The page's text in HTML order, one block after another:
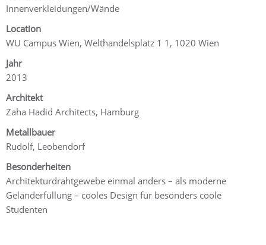
Innenverkleidungen/Wände
Location
WU Campus Wien, Welthandelsplatz 1 1, 1020 Wien
Jahr
2013
Architekt
Zaha Hadid Architects, Hamburg
Metallbauer
Rudolf, Leobendorf
Besonderheiten
Architekturdrahtgewebe einmal anders – als moderne
Geländerfüllung – cooles Design für besonders coole
Studenten